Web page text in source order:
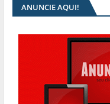
ANUNCIE AQUI!